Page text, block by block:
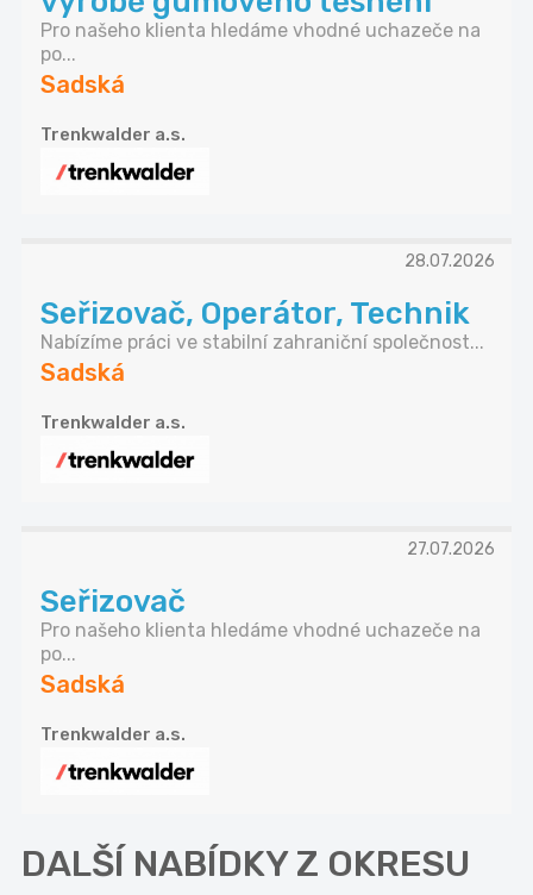
Pro našeho klienta hledáme vhodné uchazeče na
po...
Sadská
Trenkwalder a.s.
28.07.2026
Seřizovač, Operátor, Technik
Nabízíme práci ve stabilní zahraniční společnost...
Sadská
Trenkwalder a.s.
27.07.2026
Seřizovač
Pro našeho klienta hledáme vhodné uchazeče na
po...
Sadská
Trenkwalder a.s.
DALŠÍ NABÍDKY Z OKRESU